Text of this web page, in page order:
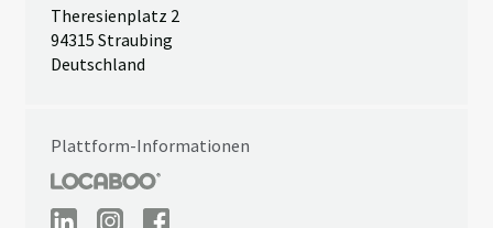
Theresienplatz 2
94315 Straubing
Deutschland
Plattform-Informationen